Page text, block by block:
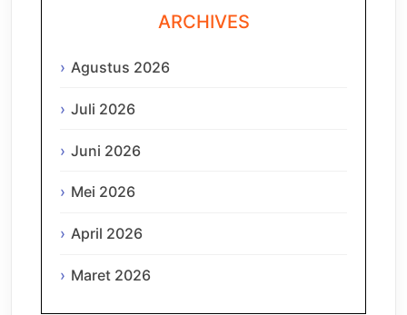
ARCHIVES
Agustus 2026
Juli 2026
Juni 2026
Mei 2026
April 2026
Maret 2026